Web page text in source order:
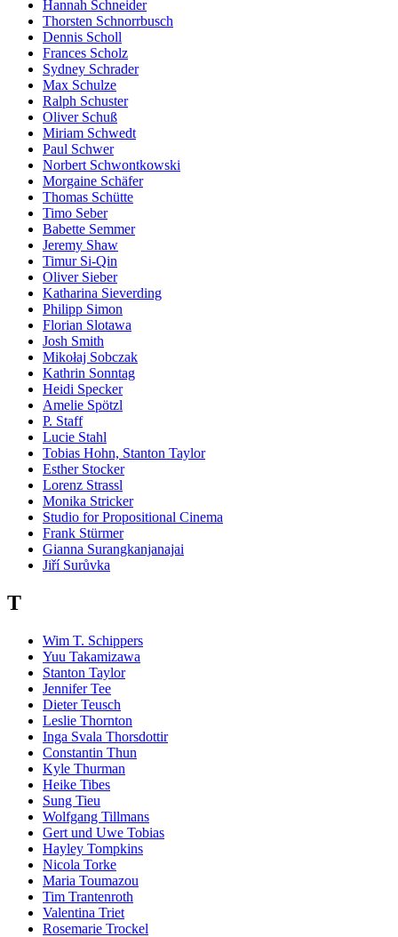
Hannah Schneider
Thorsten Schnorrbusch
Dennis Scholl
Frances Scholz
Sydney Schrader
Max Schulze
Ralph Schuster
Oliver Schuß
Miriam Schwedt
Paul Schwer
Norbert Schwontkowski
Morgaine Schäfer
Thomas Schütte
Timo Seber
Babette Semmer
Jeremy Shaw
Timur Si-Qin
Oliver Sieber
Katharina Sieverding
Philipp Simon
Florian Slotawa
Josh Smith
Mikołaj Sobczak
Kathrin Sonntag
Heidi Specker
Amelie Spötzl
P. Staff
Lucie Stahl
Tobias Hohn, Stanton Taylor
Esther Stocker
Lorenz Strassl
Monika Stricker
Studio for Propositional Cinema
Frank Stürmer
Gianna Surangkanjanajai
Jiří Surůvka
T
Wim T. Schippers
Yuu Takamizawa
Stanton Taylor
Jennifer Tee
Dieter Teusch
Leslie Thornton
Inga Svala Thorsdottir
Constantin Thun
Kyle Thurman
Heike Tibes
Sung Tieu
Wolfgang Tillmans
Gert und Uwe Tobias
Hayley Tompkins
Nicola Torke
Maria Toumazou
Tim Trantenroth
Valentina Triet
Rosemarie Trockel